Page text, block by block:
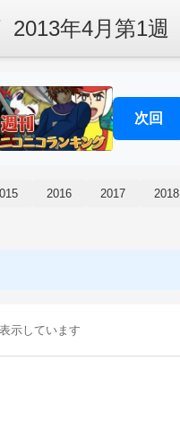
2013年4月第1週
次回
2016 2017 2018
示しています